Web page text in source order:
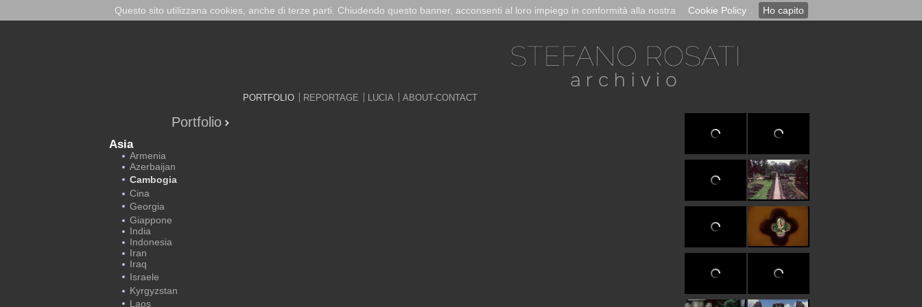
Questo sito utilizzana cookies, anche di terze parti. Chiudendo questo banner, acconsenti al loro impiego in conformità alla nostra Cookie Policy Ho capito
PORTFOLIO REPORTAGE LUCIA ABOUT-CONTACT
Portfolio
Asia
Armenia
Azerbaijan
Cambogia
Cina
Georgia
Giappone
India
Indonesia
Iran
Iraq
Israele
Kyrgyzstan
Laos